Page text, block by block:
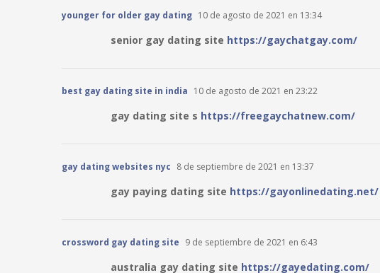
younger for older gay dating 10 de agosto de 2021 en 13:34
senior gay dating site https://gaychatgay.com/
best gay dating site in india 10 de agosto de 2021 en 23:22
gay dating site s https://freegaychatnew.com/
gay dating websites nyc 8 de septiembre de 2021 en 13:37
gay paying dating site https://gayonlinedating.net/
crossword gay dating site 9 de septiembre de 2021 en 6:43
australia gay dating site https://gayedating.com/